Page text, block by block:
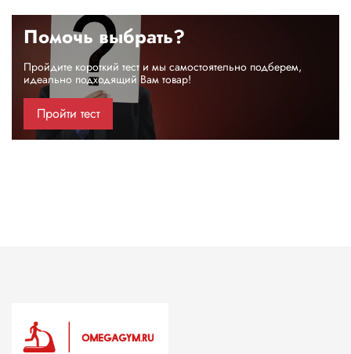
Помочь выбрать?
Пройдите короткий тест и мы самостоятельно подберем,
идеально подходящий Вам товар!
Пройти тест